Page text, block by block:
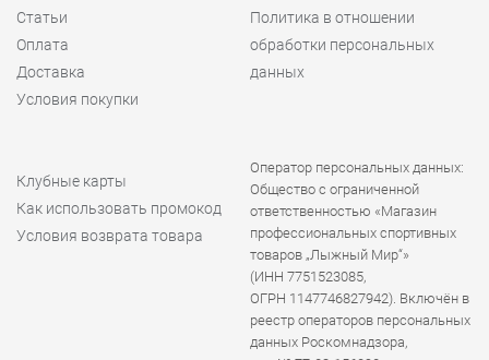
Статьи
Оплата
Доставка
Условия покупки
Политика в отношении
обработки персональных
данных
Клубные карты
Как использовать промокод
Условия возврата товара
Оператор персональных данных:
Общество с ограниченной
ответственностью «Магазин
профессиональных спортивных
товаров „Лыжный Мир“»
(ИНН 7751523085,
ОГРН 1147746827942). Включён в
реестр операторов персональных
данных Роскомнадзора,